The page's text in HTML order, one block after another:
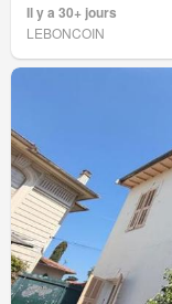
Il y a 30+ jours
LEBONCOIN